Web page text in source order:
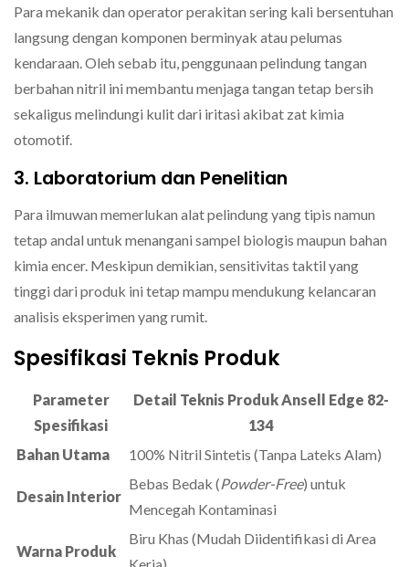
Para mekanik dan operator perakitan sering kali bersentuhan
langsung dengan komponen berminyak atau pelumas
kendaraan. Oleh sebab itu, penggunaan pelindung tangan
berbahan nitril ini membantu menjaga tangan tetap bersih
sekaligus melindungi kulit dari iritasi akibat zat kimia
otomotif.
3. Laboratorium dan Penelitian
Para ilmuwan memerlukan alat pelindung yang tipis namun
tetap andal untuk menangani sampel biologis maupun bahan
kimia encer. Meskipun demikian, sensitivitas taktil yang
tinggi dari produk ini tetap mampu mendukung kelancaran
analisis eksperimen yang rumit.
Spesifikasi Teknis Produk
Parameter
Spesifikasi
Detail Teknis Produk Ansell Edge 82-
134
Bahan Utama
100% Nitril Sintetis (Tanpa Lateks Alam)
Desain Interior
Bebas Bedak (Powder-Free) untuk
Mencegah Kontaminasi
Warna Produk
Biru Khas (Mudah Diidentifikasi di Area
Kerja)